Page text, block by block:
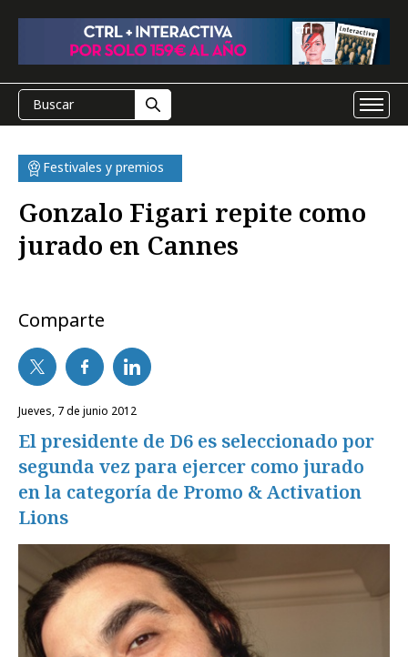
Festivales y premios
Gonzalo Figari repite como
jurado en Cannes
Comparte
jueves, 7 de junio 2012
El presidente de D6 es seleccionado por
segunda vez para ejercer como jurado
en la categoría de Promo & Activation
Lions